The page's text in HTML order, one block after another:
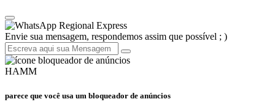
Regional Express
Envie sua mensagem, respondemos assim que possível ; )
HAMM
parece que você usa um bloqueador de anúncios